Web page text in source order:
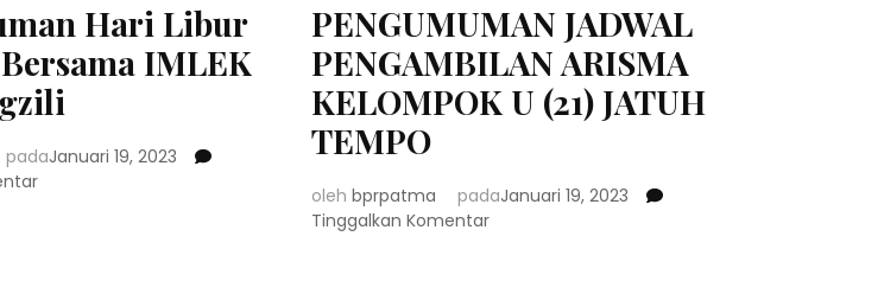
Hari Libur
IMLEK
padaJanuari 19, 2023
pada
PENGUMUMAN JADWAL
PENGAMBILAN ARISMA
KELOMPOK U (21) JATUH
TEMPO
oleh bprpatma padaJanuari 19, 2023
Tinggalkan Komentarpada